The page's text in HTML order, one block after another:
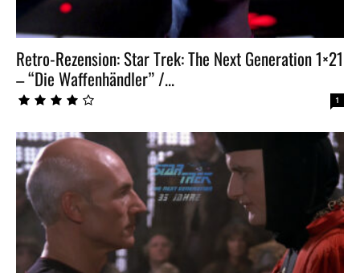
Retro-Rezension: Star Trek: The Next Generation 1×21
– “Die Waffenhändler” /...
1